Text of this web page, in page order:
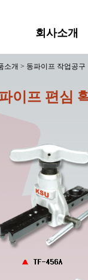
회사소개
소개 > 동파이프 작업공구
이프 편심